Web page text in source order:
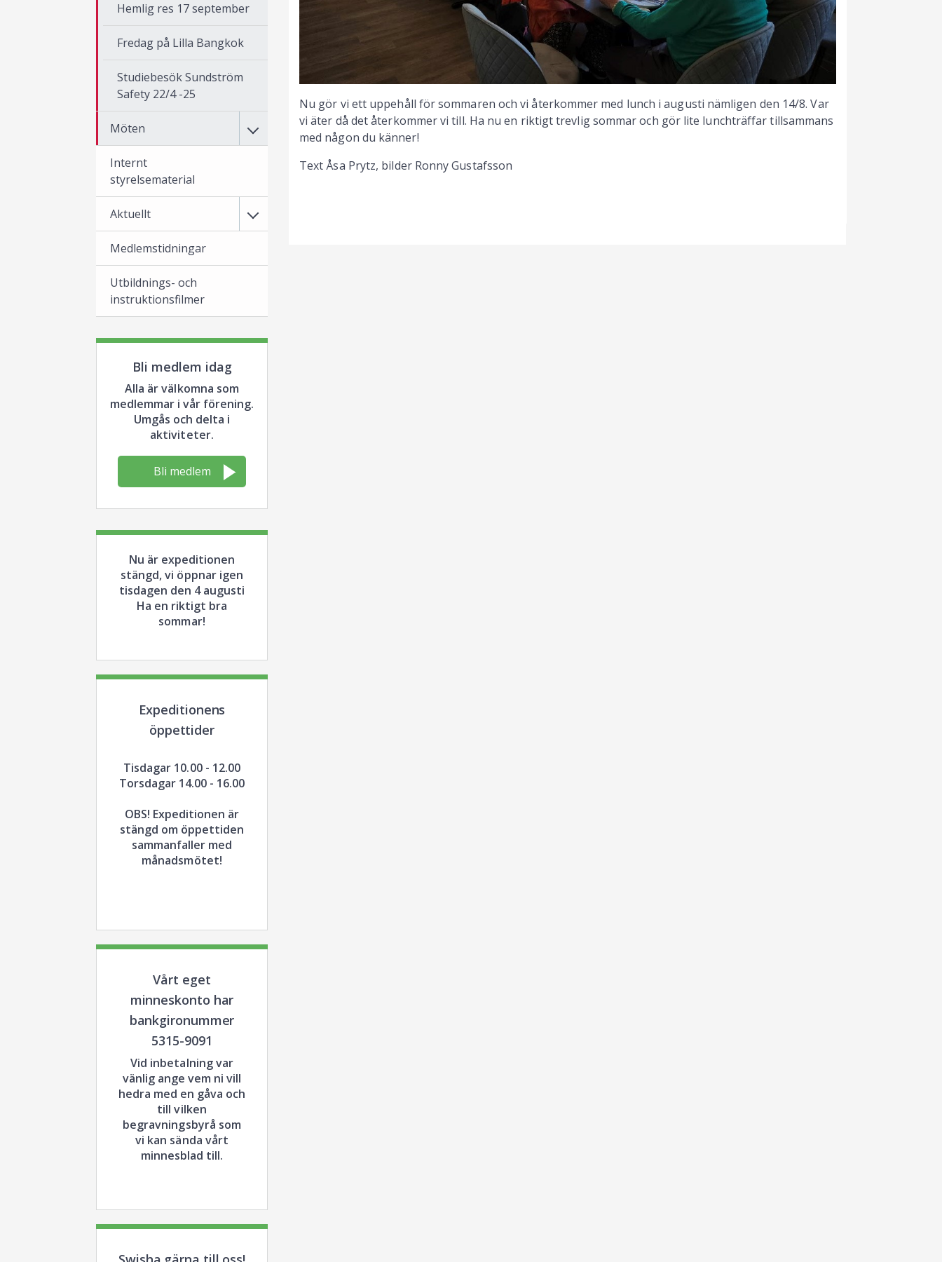
Nu gör vi ett uppehåll för sommaren och vi återkommer med lunch i augusti nämligen den 14/8. Var
vi äter då det återkommer vi till. Ha nu en riktigt trevlig sommar och gör lite lunchträffar tillsammans
med någon du känner!
Text Åsa Prytz, bilder Ronny Gustafsson
Hemlig res 17 september
Fredag på Lilla Bangkok
Studiebesök Sundström
Safety 22/4 -25
Möten
Internt
styrelsematerial
Aktuellt
Medlemstidningar
Utbildnings- och
instruktionsfilmer
Bli medlem idag
Alla är välkomna som
medlemmar i vår förening.
Umgås och delta i
aktiviteter.
Bli medlem
Nu är expeditionen
stängd, vi öppnar igen
tisdagen den 4 augusti
Ha en riktigt bra
sommar!
Expeditionens
öppettider
Tisdagar 10.00 - 12.00
Torsdagar 14.00 - 16.00
OBS! Expeditionen är
stängd om öppettiden
sammanfaller med
månadsmötet!
Vårt eget
minneskonto har
bankgironummer
5315-9091
Vid inbetalning var
vänlig ange vem ni vill
hedra med en gåva och
till vilken
begravningsbyrå som
vi kan sända vårt
minnesblad till.